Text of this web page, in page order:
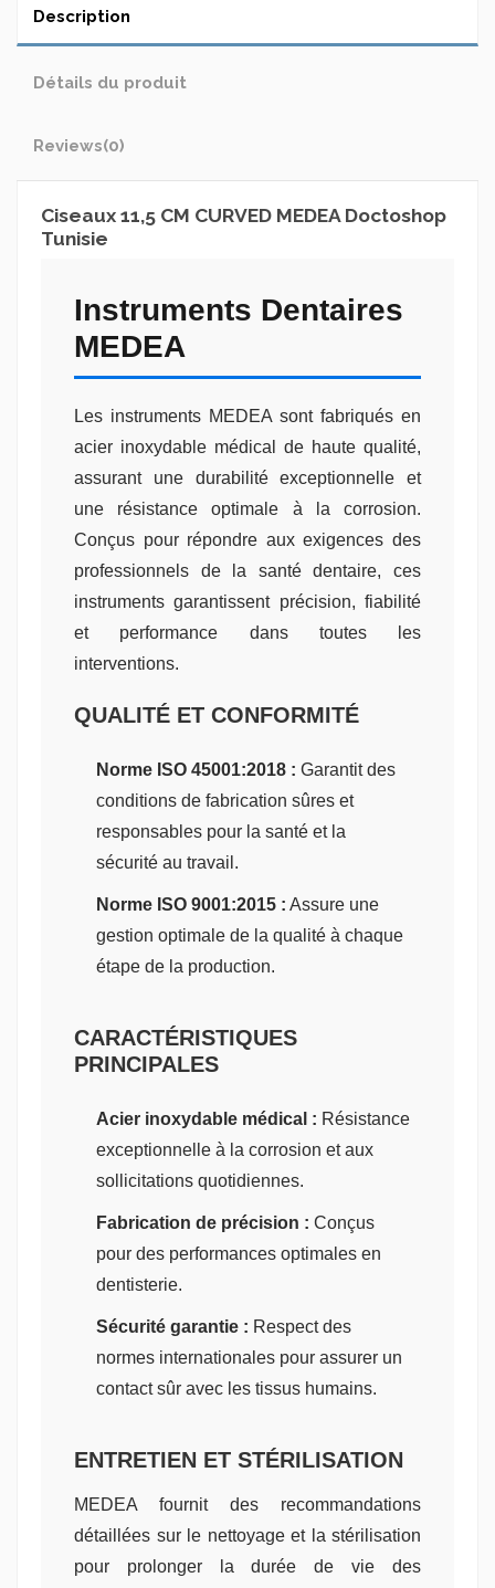
Description
Détails du produit
Reviews(0)
Ciseaux 11,5 CM CURVED MEDEA Doctoshop
Tunisie
Instruments Dentaires
MEDEA
Les instruments MEDEA sont fabriqués en
acier inoxydable médical de haute qualité,
assurant une durabilité exceptionnelle et
une résistance optimale à la corrosion.
Conçus pour répondre aux exigences des
professionnels de la santé dentaire, ces
instruments garantissent précision, fiabilité
et performance dans toutes les
interventions.
QUALITÉ ET CONFORMITÉ
Norme ISO 45001:2018 : Garantit des
conditions de fabrication sûres et
responsables pour la santé et la
sécurité au travail.
Norme ISO 9001:2015 : Assure une
gestion optimale de la qualité à chaque
étape de la production.
CARACTÉRISTIQUES
PRINCIPALES
Acier inoxydable médical : Résistance
exceptionnelle à la corrosion et aux
sollicitations quotidiennes.
Fabrication de précision : Conçus
pour des performances optimales en
dentisterie.
Sécurité garantie : Respect des
normes internationales pour assurer un
contact sûr avec les tissus humains.
ENTRETIEN ET STÉRILISATION
MEDEA fournit des recommandations
détaillées sur le nettoyage et la stérilisation
pour prolonger la durée de vie des